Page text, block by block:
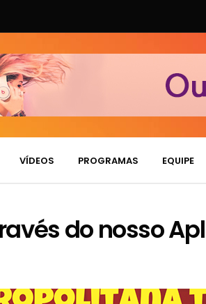
VÍDEOS PROGRAMAS EQUIPE
do nosso